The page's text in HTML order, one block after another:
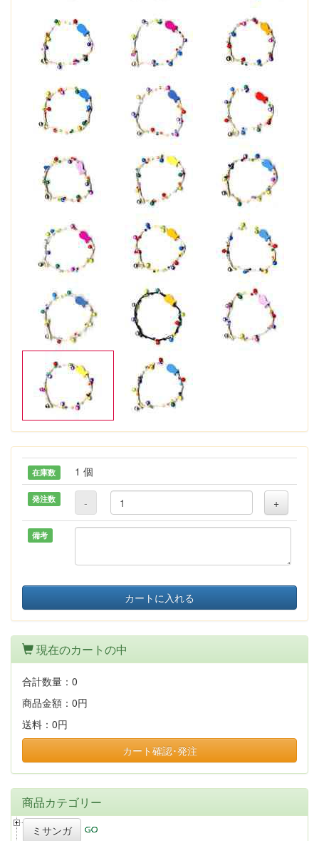
在庫数 1 個
発注数 - +
備考
カートに入れる
現在のカートの中
合計数量： 0
商品金額： 0円
送料： 0円
カート確認･発注
商品カテゴリー
ミサンガ